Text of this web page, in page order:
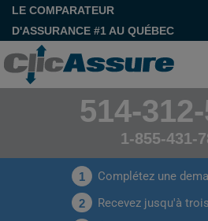
LE COMPARATEUR
D'ASSURANCE #1 AU QUÉBEC
514-
1-855-431-
1 Complétez une
2 Recevez jusqu'à